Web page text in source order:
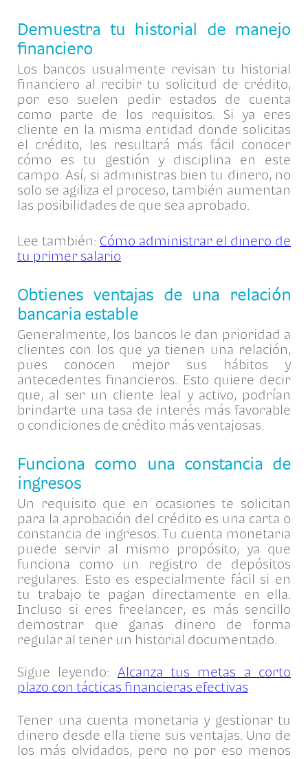
Demuestra tu historial de manejo
financiero
Los bancos usualmente revisan tu historial
financiero al recibir tu solicitud de crédito,
por eso suelen pedir estados de cuenta
como parte de los requisitos. Si ya eres
cliente en la misma entidad donde solicitas
el crédito, les resultará más fácil conocer
cómo es tu gestión y disciplina en este
campo. Así, si administras bien tu dinero, no
solo se agiliza el proceso, también aumentan
las posibilidades de que sea aprobado.
Lee también: Cómo administrar el dinero de
tu primer salario
Obtienes ventajas de una relación
bancaria estable
Generalmente, los bancos le dan prioridad a
clientes con los que ya tienen una relación,
pues conocen mejor sus hábitos y
antecedentes financieros. Esto quiere decir
que, al ser un cliente leal y activo, podrían
brindarte una tasa de interés más favorable
o condiciones de crédito más ventajosas.
Funciona como una constancia de
ingresos
Un requisito que en ocasiones te solicitan
para la aprobación del crédito es una carta o
constancia de ingresos. Tu cuenta monetaria
puede servir al mismo propósito, ya que
funciona como un registro de depósitos
regulares. Esto es especialmente fácil si en
tu trabajo te pagan directamente en ella.
Incluso si eres freelancer, es más sencillo
demostrar que ganas dinero de forma
regular al tener un historial documentado.
Sigue leyendo: Alcanza tus metas a corto
plazo con tácticas financieras efectivas
Tener una cuenta monetaria y gestionar tu
dinero desde ella tiene sus ventajas. Uno de
los más olvidados, pero no por eso menos